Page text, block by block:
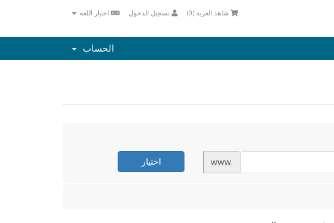
اختيار اللغة تسجيل الدخول شاهد العربة (0
)
الحساب
www. اختيار